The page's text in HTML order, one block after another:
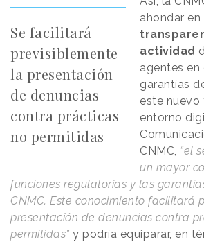
Se facilitará
previsiblemente
la presentación
de denuncias
contra prácticas
no permitidas
ahondar en
actividad
agentes en
garantías
este
entorno
CNMC, “el
un mayor
funciones regulatorias y las
CNMC. Este conocimiento facilitará
presentación de denuncias contra
permitidas” y podría equiparar, en